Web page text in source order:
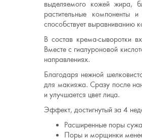
выделяемого кожей жира,
растительные компоненты
способствует выравниванию
В состав крема-сыворотки
Вместе с гиалуроновой
направлениях.
Благодаря нежной
для макияжа. Сразу после
и улучшается цвет лица.
Эффект, достигнутый за 4
Расширенные поры
Поры и морщинки